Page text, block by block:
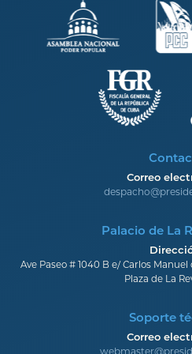
Correo
Palacio de La
Ave Paseo # 1040 B e/ Carlos
Plaza de La
Soporte
Correo